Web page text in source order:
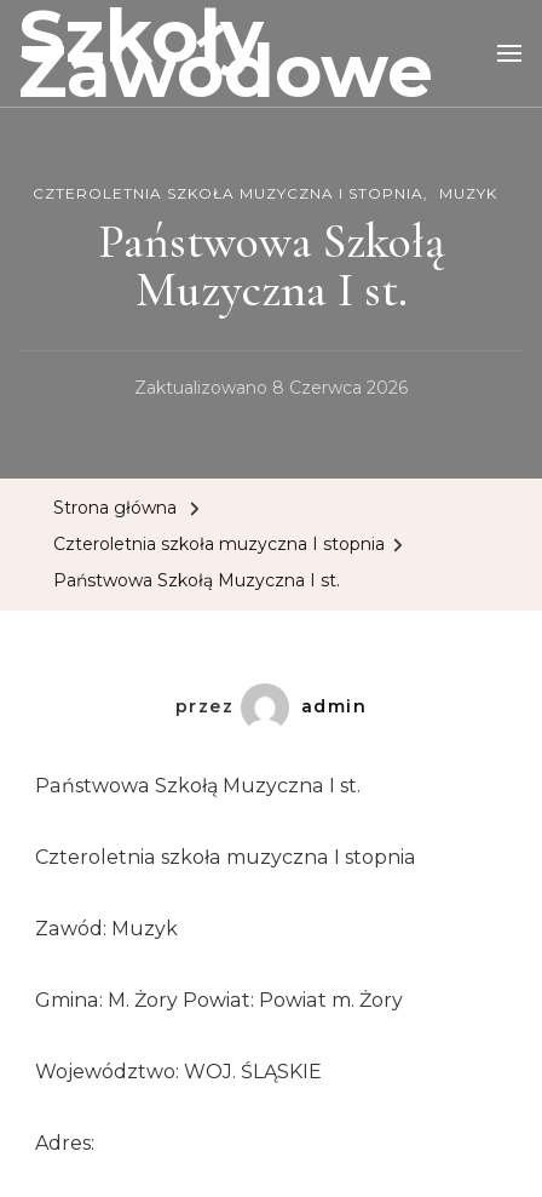
Szkoły
Zawodowe
CZTEROLETNIA SZKOŁA MUZYCZNA I STOPNIA MUZYK
Państwowa Szkołą
Muzyczna I st.
Zaktualizowano 8 Czerwca 2026
Strona główna
Czteroletnia szkoła muzyczna I stopnia
Państwowa Szkołą Muzyczna I st.
przez admin
Państwowa Szkołą Muzyczna I st.
Czteroletnia szkoła muzyczna I stopnia
Zawód: Muzyk
Gmina: M. Żory Powiat: Powiat m. Żory
Województwo: WOJ. ŚLĄSKIE
Adres: